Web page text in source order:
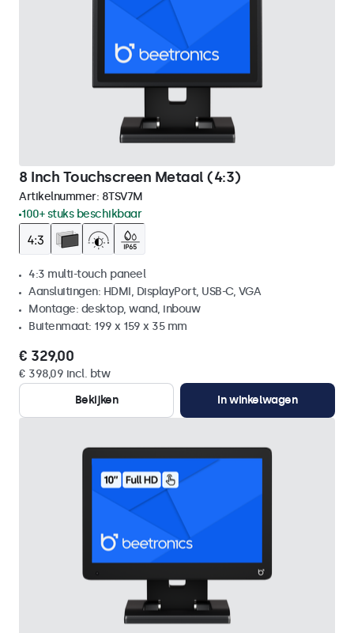
8 Inch Touchscreen Metaal (4:3)
Artikelnummer: 8TSV7M
100+ stuks beschikbaar
4:3 multi-touch paneel
Aansluitingen: HDMI, DisplayPort, USB-C, VGA
Montage: desktop, wand, inbouw
Buitenmaat: 199 x 159 x 35 mm
€ 329,00
€ 398,09 incl. btw
Bekijken
In winkelwagen